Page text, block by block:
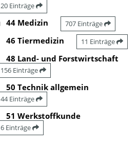
20 Einträge
44 Medizin 707 Einträge
46 Tiermedizin 11 Einträge
48 Land- und Forstwirtschaft
156 Einträge
50 Technik allgemein
44 Einträge
51 Werkstoffkunde
6 Einträge